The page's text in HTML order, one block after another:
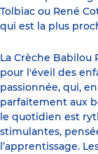
Tolbiac ou René
qui est la plus
La Crèche Babilou
pour l'éveil des
passionnée, qui,
parfaitement aux
le quotidien est
stimulantes,
l’apprentissage.